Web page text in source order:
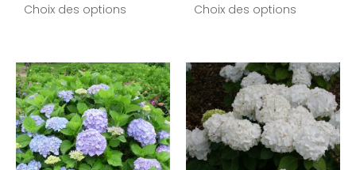
Choix des options Choix des options